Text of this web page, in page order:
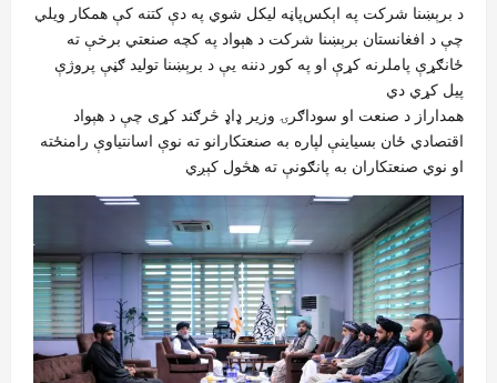
د برېښنا شرکت په اېکس‌پاڼه لیکل شوي په دې کتنه کې همکار ویلي
چې د افغانستان برېښنا شرکت د هېواد په کچه صنعتي برخې ته
ځانګړې پاملرنه کړې او په کور دننه یې د برېښنا تولید ګڼې پروژې
پیل کړي دي
همداراز د صنعت او سوداګرۍ وزیر ډاډ څرګند کړی چې د هېواد
اقتصادي ځان‌ بسیاینې لپاره به صنعتکارانو ته نوې اسانتیاوې رامنځته
او نوي صنعتکاران به پانګونې ته هڅول کېږي